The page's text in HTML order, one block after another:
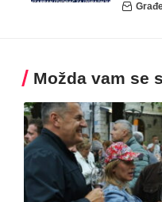
Možda vam se